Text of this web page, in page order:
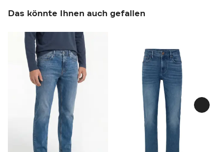
Das könnte Ihnen auch gefallen